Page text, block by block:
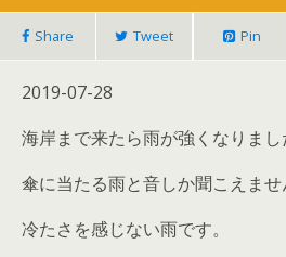
Share Tweet Pin
2019-07-28
海岸まで来たら雨が強くなりま
傘に当たる雨と音しか聞こえませ
冷たさを感じない雨です。